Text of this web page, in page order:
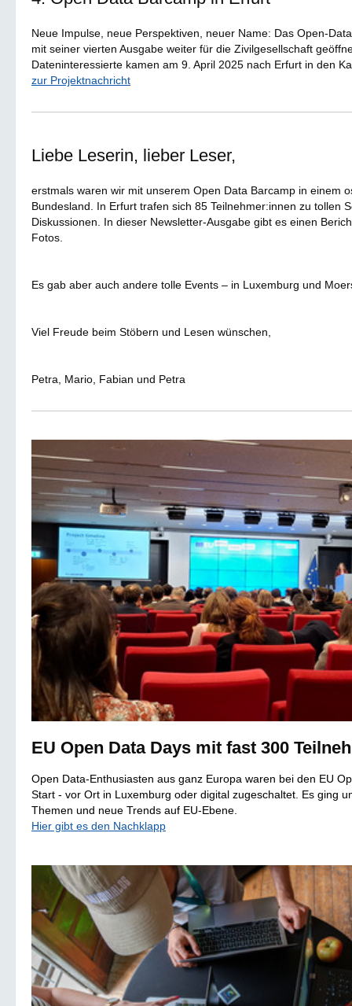
Neue Impulse, neue Perspektiven, neuer Name: Das Open-
mit seiner vierten Ausgabe weiter für die Zivilgesellschaft
Dateninteressierte kamen am 9. April 2025 nach Erfurt in den
zur Projektnachricht
Liebe Leserin, lieber Leser,
erstmals waren wir mit unserem Open Data Barcamp in einem
Bundesland. In Erfurt trafen sich 85 Teilnehmer:innen zu tollen
Diskussionen. In dieser Newsletter-Ausgabe gibt es einen
Fotos.
Es gab aber auch andere tolle Events – in Luxemburg und
Viel Freude beim Stöbern und Lesen wünschen,
Petra, Mario, Fabian und Petra
EU Open Data Days mit fast 300
Open Data-Enthusiasten aus ganz Europa waren bei den EU
Start - vor Ort in Luxemburg oder digital zugeschaltet. Es ging
Themen und neue Trends auf EU-Ebene.
Hier gibt es den Nachklapp